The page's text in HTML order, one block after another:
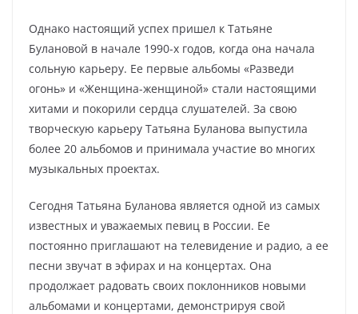
Однако настоящий успех пришел к Татьяне
Булановой в начале 1990-х годов, когда она начала
сольную карьеру. Ее первые альбомы «Разведи
огонь» и «Женщина-женщиной» стали настоящими
хитами и покорили сердца слушателей. За свою
творческую карьеру Татьяна Буланова выпустила
более 20 альбомов и принимала участие во многих
музыкальных проектах.
Сегодня Татьяна Буланова является одной из самых
известных и уважаемых певиц в России. Ее
постоянно приглашают на телевидение и радио, а ее
песни звучат в эфирах и на концертах. Она
продолжает радовать своих поклонников новыми
альбомами и концертами, демонстрируя свой